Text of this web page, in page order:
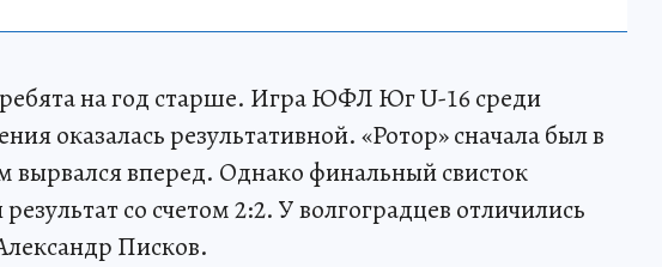
на год старше. Игра ЮФЛ Юг U-16 среди
оказалась результативной. «Ротор» сначала был в
вперед. Однако финальный свисток
со счетом 2:2. У волгоградцев отличились
Писков.